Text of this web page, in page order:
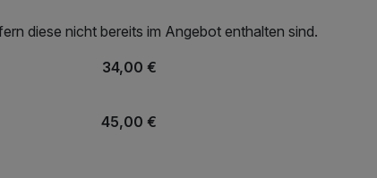
diese nicht bereits im Angebot enthalten sind.
34,00 €
45,00 €